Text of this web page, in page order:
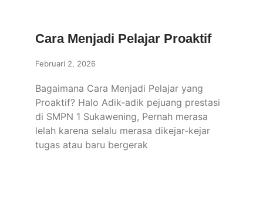
Cara Menjadi Pelajar Proaktif
Februari 2, 2026
Bagaimana Cara Menjadi Pelajar yang
Proaktif? Halo Adik-adik pejuang prestasi
di SMPN 1 Sukawening, Pernah merasa
lelah karena selalu merasa dikejar-kejar
tugas atau baru bergerak